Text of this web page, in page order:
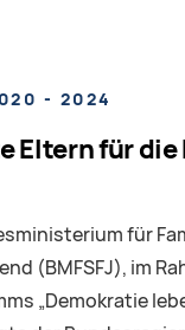
- 2024
Eltern für
für
(BMFSFJ), im
„Demokratie